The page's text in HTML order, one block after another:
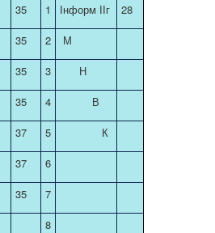
35 1 Інформ ІІг
28
35 2
М
35 3
Н
35 4
В
37 5
К
37
6
35
7
8